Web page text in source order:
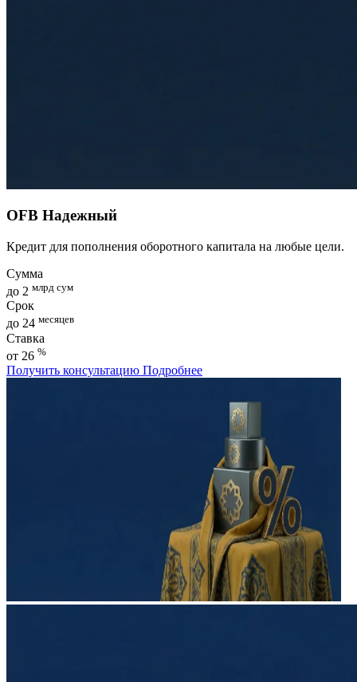
OFB Надежный
Кредит для пополнения оборотного капитала на любые цели.
Сумма
до 2 млрд сум
Срок
до 24 месяцев
Ставка
от 26 %
Получить консультацию Подробнее